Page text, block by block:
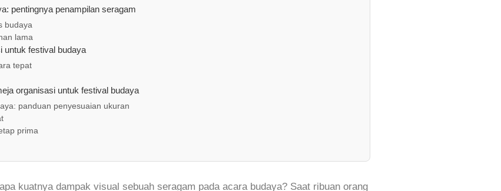
pentingnya penampilan seragam
budaya
lama
untuk festival budaya
tepat
organisasi untuk festival budaya
panduan penyesuaian ukuran
prima
kuatnya dampak visual sebuah seragam pada acara budaya? Saat ribuan orang